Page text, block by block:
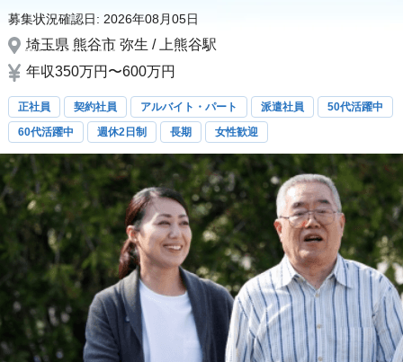
募集状況確認日: 2026年08月05日
埼玉県 熊谷市 弥生 / 上熊谷駅
年収350万円〜600万円
正社員 契約社員 アルバイト・パート 派遣社員
50代活躍中
60代活躍中
週休2日制 長期 女性歓迎